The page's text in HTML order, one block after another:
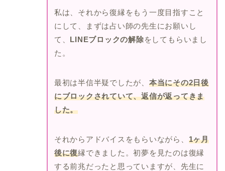
私は、それから復縁をもう一度目指すこと
にして、まずは占い師の先生にお願いし
て、 LINEブロックの解除をしてもらいまし
た。
最初は半信半疑でしたが、 本当にその2日後
にブロックされていて、返信が返ってきま
した。
それからアドバイスをもらいながら、 1ヶ月
後に復縁できました。初夢を見たのは復縁
する前兆だったと思っていますが、先生に